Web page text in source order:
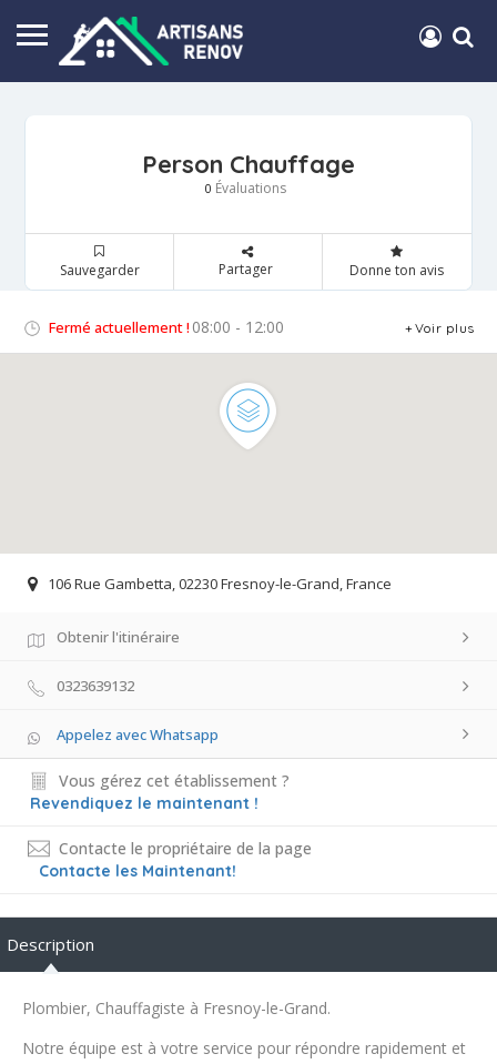
Person Chauffage
0 Évaluations
Sauvegarder Partager Donne ton avis
Fermé actuellement ! 08:00 - 12:00 Voir plus
106 Rue Gambetta, 02230 Fresnoy-le-Grand, France
Obtenir l'itinéraire
0323639132
Appelez avec Whatsapp
Vous gérez cet établissement ?
Revendiquez le maintenant !
Contacte le propriétaire de la page
Contacte les Maintenant!
Description
Plombier, Chauffagiste à Fresnoy-le-Grand.
Notre équipe est à votre service pour répondre rapidement et